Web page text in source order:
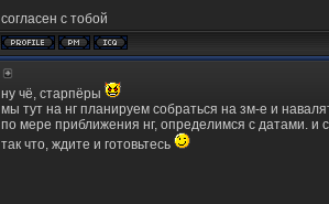
согласен с тобой
ну чё, старпёры
мы тут на нг планируем собраться на зм-е и
по мере приближения нг, определимся с датами. и
так что, ждите и готовьтесь